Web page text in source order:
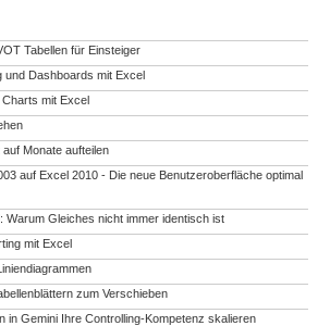
Tabellen für Einsteiger
und Dashboards mit Excel
mit Excel
Monate aufteilen
auf Excel 2010 - Die neue Benutzeroberfläche optimal
Warum Gleiches nicht immer identisch ist
mit Excel
zum Verschieben
in Gemini Ihre Controlling-Kompetenz skalieren